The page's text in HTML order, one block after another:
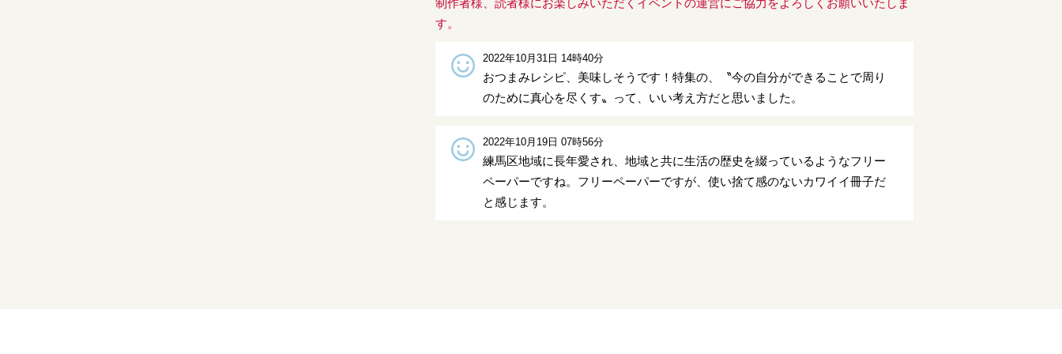
す。
2022年10月31日 14時40分
おつまみレシピ、美味しそうです！特集の、〝今の自分ができることで周り
のために真心を尽くす〟って、いい考え方だと思いました。
2022年10月19日 07時56分
練馬区地域に長年愛され、地域と共に生活の歴史を綴っているようなフリー
ペーパーですね。フリーペーパーですが、使い捨て感のないカワイイ冊子だ
と感じます。